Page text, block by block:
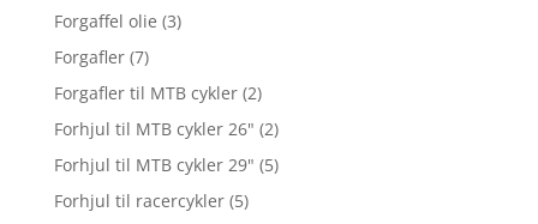
Forgaffel olie (3)
Forgafler (7)
Forgafler til MTB cykler (2)
Forhjul til MTB cykler 26" (2)
Forhjul til MTB cykler 29" (5)
Forhjul til racercykler (5)